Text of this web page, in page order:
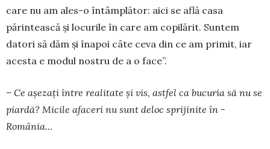
care nu am ales-o întâmplător: aici se află casa
părintească și locurile în care am copilărit. Suntem
datori să dăm și înapoi câte ceva din ce am primit, iar
acesta e modul nostru de a o face”.
– Ce așezați între realitate și vis, astfel ca bucuria să nu se
piardă? Micile afaceri nu sunt deloc sprijinite în ­
România…